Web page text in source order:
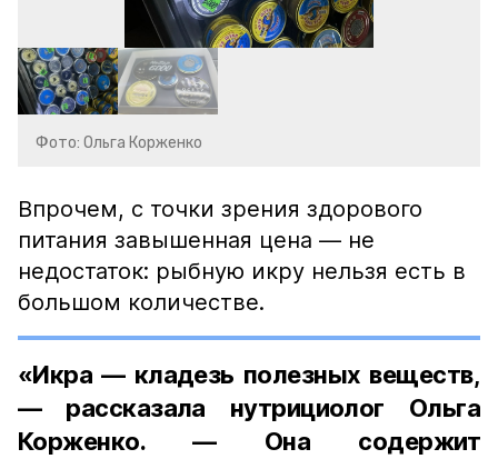
Фото: Ольга Корженко
Впрочем, с точки зрения здорового
питания завышенная цена — не
недостаток: рыбную икру нельзя есть в
большом количестве.
«Икра — кладезь полезных веществ,
— рассказала нутрициолог Ольга
Корженко. — Она содержит